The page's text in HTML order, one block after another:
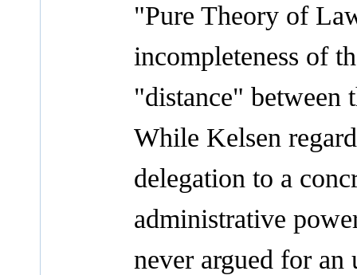
"Pure Theory of
incompleteness of
"distance" between
While Kelsen
delegation to a
administrative
never argued for an